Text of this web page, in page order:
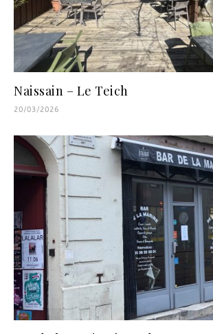
Naissain – Le Teich
20/03/2026